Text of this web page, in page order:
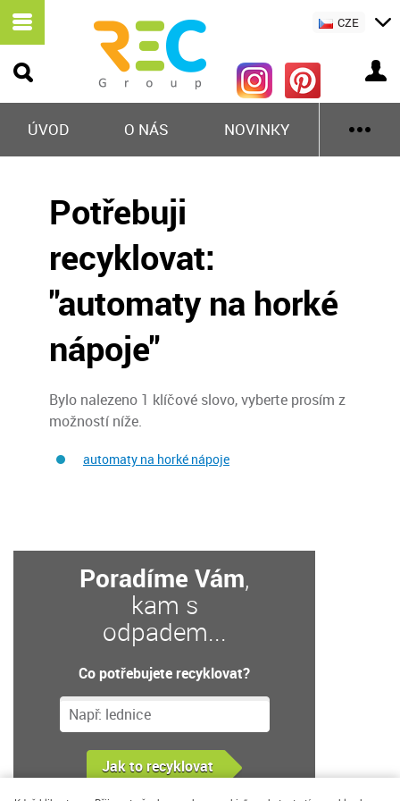
ÚVOD O NÁS NOVINKY
CZE
Potřebuji
recyklovat:
"automaty na horké
nápoje"
Bylo nalezeno 1 klíčové slovo, vyberte prosím z
možností níže.
automaty na horké nápoje
Poradíme Vám,
kam s
odpadem...
Co potřebujete recyklovat?